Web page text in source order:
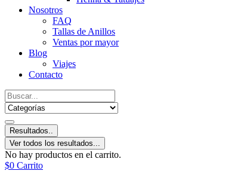
Nosotros
FAQ
Tallas de Anillos
Ventas por mayor
Blog
Viajes
Contacto
Resultados..
Ver todos los resultados...
No hay productos en el carrito.
$0 Carrito